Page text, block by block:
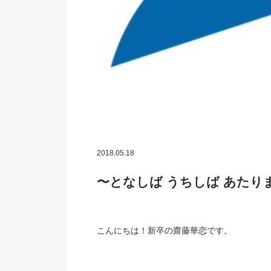
2018.05.18
〜となしば うちしば あたり
こんにちは！新卒の齋藤華恋です。